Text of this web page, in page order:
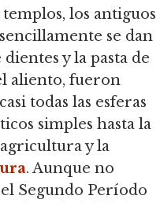
los antiguos
se dan
y la pasta de
aliento, fueron
todas las esferas
simples hasta la
y la
. Aunque no
Segundo Período